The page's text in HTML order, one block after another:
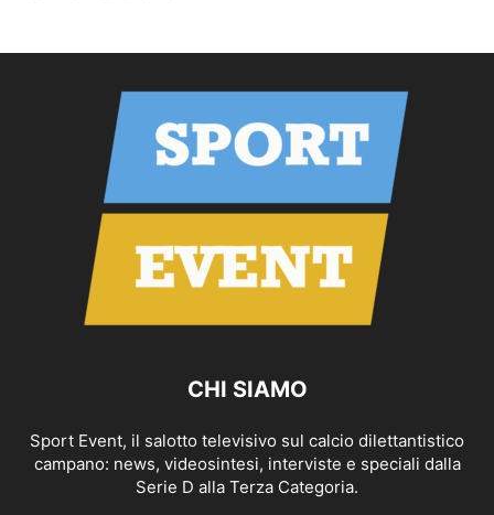
CHI SIAMO
Sport Event, il salotto televisivo sul calcio dilettantistico
campano: news, videosintesi, interviste e speciali dalla
Serie D alla Terza Categoria.